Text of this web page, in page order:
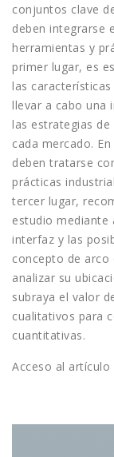
conjuntos clave
deben integrarse
herramientas y
primer lugar, es
las
llevar a cabo una
las estrategias
cada mercado.
deben tratarse
prácticas
tercer lugar,
estudio mediante
interfaz y las
concepto de arco
analizar su
subraya el valor
cualitativos para
cuantitativas.
Acceso al artículo